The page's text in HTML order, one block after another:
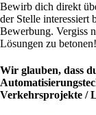
Bewirb dich direkt
der Stelle interessiert
Bewerbung. Vergiss
Lösungen zu betonen!
Wir glauben, dass
Verkehrsprojekte /